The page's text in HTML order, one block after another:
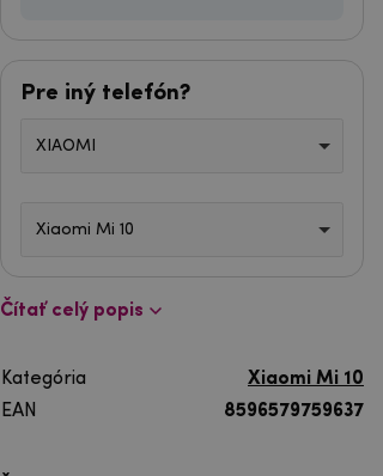
Pre iný telefón?
XIAOMI
Xiaomi Mi 10
Čítať celý popis
Kategória
Xiaomi Mi 10
EAN
8596579759637